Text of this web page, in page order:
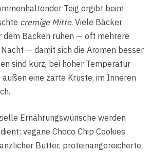
Teig ergibt beim
cremige Mitte. Viele Bäcker
dem Backen ruhen — oft mehrere
— damit sich die Aromen besser
sind kurz, bei hoher Temperatur
eine zarte Kruste, im Inneren
Ernährungswünsche werden
vegane Choco Chip Cookies
Butter, proteinangereicherte